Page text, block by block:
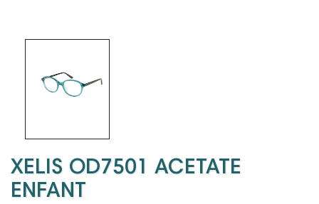
XELIS OD7501 ACETATE
ENFANT